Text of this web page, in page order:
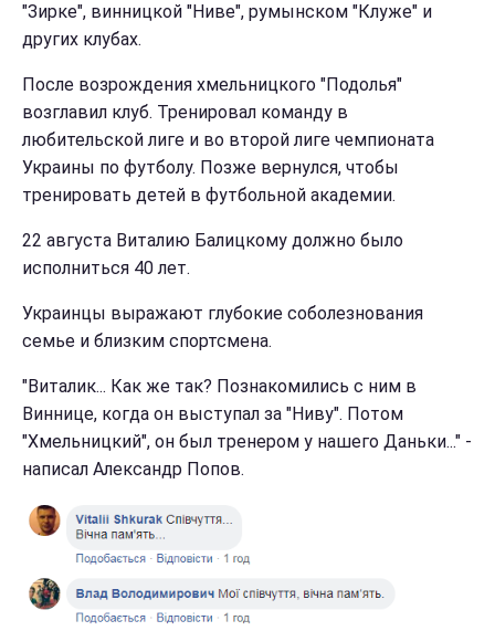
"Зирке", винницкой "Ниве", румынском "Клуже" и
других клубах.
После возрождения хмельницкого "Подолья"
возглавил клуб. Тренировал команду в
любительской лиге и во второй лиге чемпионата
Украины по футболу. Позже вернулся, чтобы
тренировать детей в футбольной академии.
22 августа Виталию Балицкому должно было
исполниться 40 лет.
Украинцы выражают глубокие соболезнования
семье и близким спортсмена.
"Виталик... Как же так? Познакомились с ним в
Виннице, когда он выступал за "Ниву". Потом
"Хмельницкий", он был тренером у нашего Даньки..." -
написал Александр Попов.